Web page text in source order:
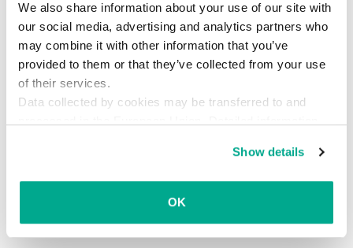
We also share information about your use of our site with
our social media, advertising and analytics partners who
may combine it with other information that you’ve
provided to them or that they’ve collected from your use
of their services.
Data collected by cookies may be transferred to and
Show details
OK
個人向け製品
法人のお客様